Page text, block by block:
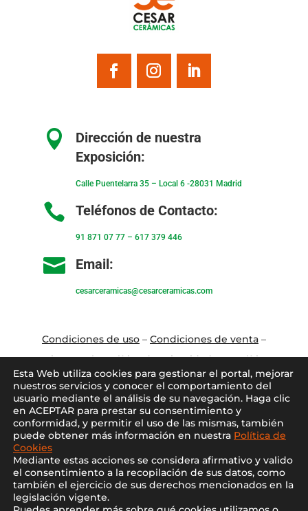

Dirección de nuestra
Exposición:
Calle Puentelarra 35 – Local 6 -28031 Madrid
 Teléfonos de Contacto:
91 871 07 77– 617 379 446
 Email:
cesarceramicas@cesarceramicas.com
Condiciones de uso– Condiciones de venta–
Aviso Legal–Política de privacidad –Política
de cookies
Blog–Contacto–Conócenos –Mi Cuenta
Esta Web utiliza cookies para gestionar el portal, mejorar
nuestros servicios y conocer el comportamiento del
usuario mediante el análisis de su navegación. Haga clic
en ACEPTAR para prestar su consentimiento y
conformidad, y permitir el uso de las mismas, también
puede obtener más información en nuestra Política de
Cookies
Mediante estas acciones se considera afirmativo y valido
el consentimiento a la recopilación de sus datos, como
también el ejercicio de sus derechos mencionados en la
legislación vigente.